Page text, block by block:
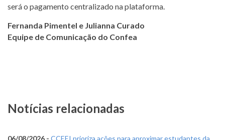
será o pagamento centralizado na plataforma.
Fernanda Pimentel e Julianna Curado
Equipe de Comunicação do Confea
Notícias relacionadas
06/08/2026 - CCEEI prioriza ações para aproximar estudantes da